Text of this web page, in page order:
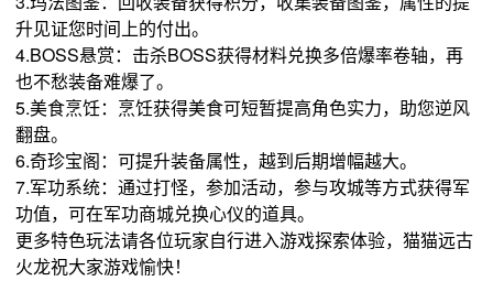
升见证您时间上的付出。
4.BOSS悬赏：击杀BOSS获得材料兑换多倍爆率卷轴，再
也不愁装备难爆了。
5.美食烹饪：烹饪获得美食可短暂提高角色实力，助您逆风
翻盘。
6.奇珍宝阁：可提升装备属性，越到后期增幅越大。
7.军功系统：通过打怪，参加活动，参与攻城等方式获得军
功值，可在军功商城兑换心仪的道具。
更多特色玩法请各位玩家自行进入游戏探索体验，猫猫远古
火龙祝大家游戏愉快！